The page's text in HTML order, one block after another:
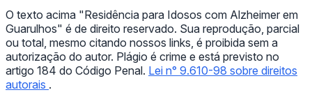
O texto acima "Residência para Idosos com Alzheimer em
Guarulhos" é de direito reservado. Sua reprodução, parcial
ou total, mesmo citando nossos links, é proibida sem a
autorização do autor. Plágio é crime e está previsto no
artigo 184 do Código Penal. Lei n° 9.610-98 sobre direitos
autorais .